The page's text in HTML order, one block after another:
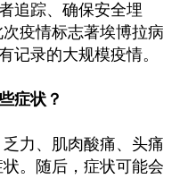
追踪、确保安全埋
疫情标志著埃博拉病
记录的大规模疫情。
症状？
力、肌肉酸痛、头痛
。随后，症状可能会